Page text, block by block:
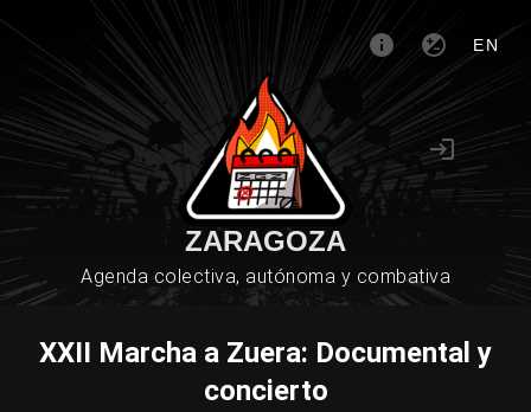
EN
ZARAGOZA
Agenda colectiva, autónoma y combativa
XXII Marcha a Zuera: Documental y
concierto